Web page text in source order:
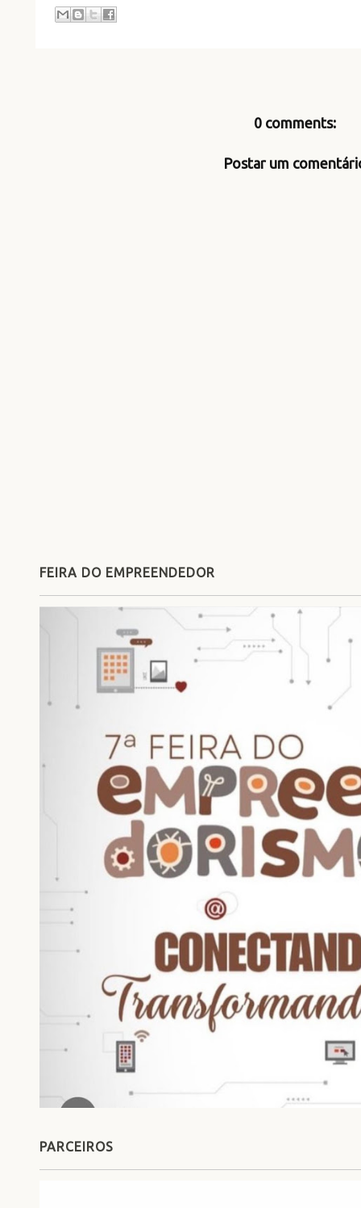
0 comments:
Postar um
FEIRA DO EMPREENDEDOR
PARCEIROS